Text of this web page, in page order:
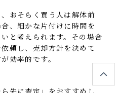
おそらく買う人は解体前
、細かな片付けに時間を
と考えられます。その場合
頼し、売却方針を決めて
効率的です。